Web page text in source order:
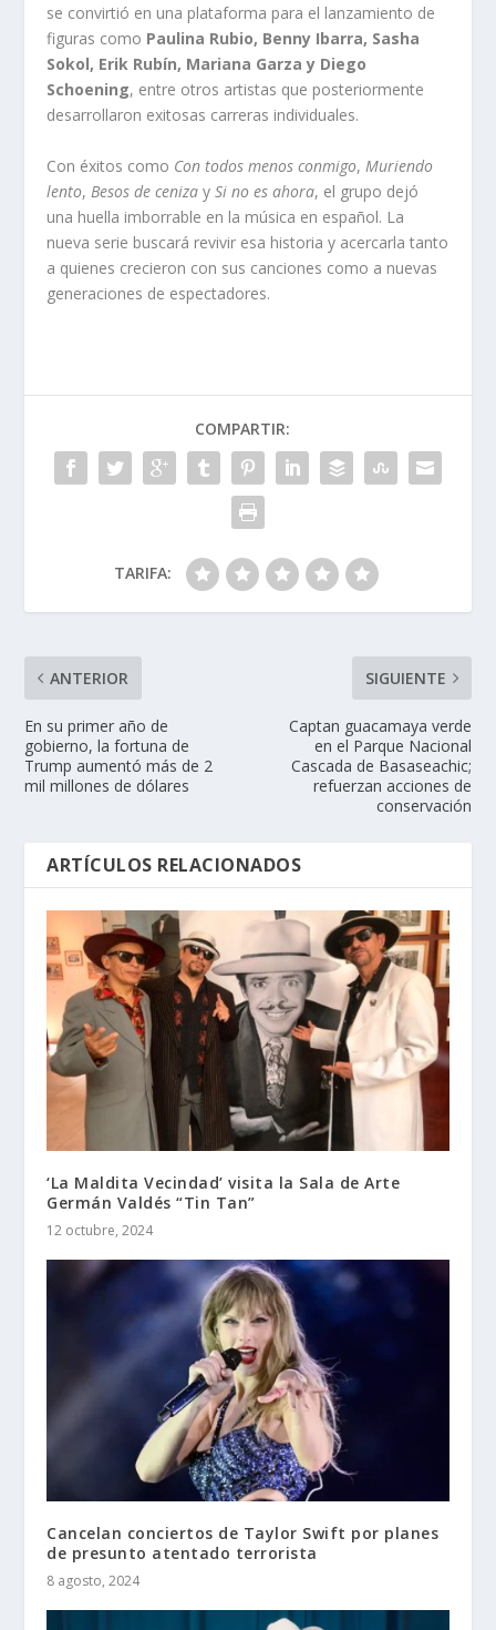
se convirtió en una plataforma para el lanzamiento de
figuras como Paulina Rubio, Benny Ibarra, Sasha
Sokol, Erik Rubín, Mariana Garza y Diego
Schoening, entre otros artistas que posteriormente
desarrollaron exitosas carreras individuales.
Con éxitos como Con todos menos conmigo, Muriendo
lento, Besos de ceniza ySi no es ahora, el grupo dejó
una huella imborrable en la música en español. La
nueva serie buscará revivir esa historia y acercarla tanto
a quienes crecieron con sus canciones como a nuevas
generaciones de espectadores.
COMPARTIR:
TARIFA:
ANTERIOR
En su primer año de
gobierno, la fortuna de
Trump aumentó más de 2
mil millones de dólares
SIGUIENTE
Captan guacamaya verde
en el Parque Nacional
Cascada de Basaseachic;
refuerzan acciones de
conservación
ARTÍCULOS RELACIONADOS
‘La Maldita Vecindad’ visita la Sala de Arte
Germán Valdés “Tin Tan”
12 octubre, 2024
Cancelan conciertos de Taylor Swift por planes
de presunto atentado terrorista
8 agosto, 2024